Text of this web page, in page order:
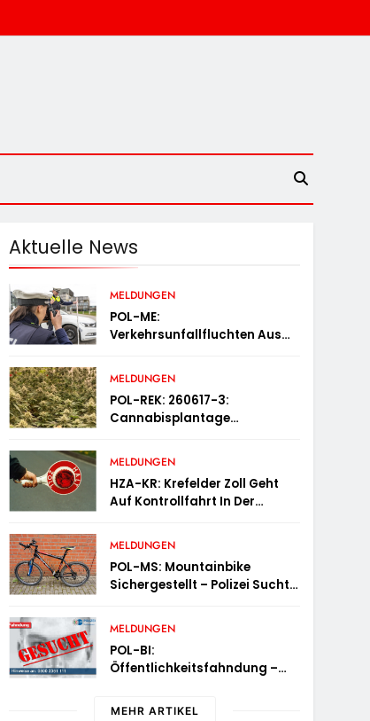
Aktuelle News
MELDUNGEN
POL-ME:
Verkehrsunfallfluchten Aus
MELDUNGEN
POL-REK: 260617-3:
Cannabisplantage
MELDUNGEN
HZA-KR: Krefelder Zoll Geht
Auf Kontrollfahrt In Der
MELDUNGEN
POL-MS: Mountainbike
Sichergestellt – Polizei Sucht
MELDUNGEN
POL-BI:
Öffentlichkeitsfahndung –
MEHR ARTIKEL